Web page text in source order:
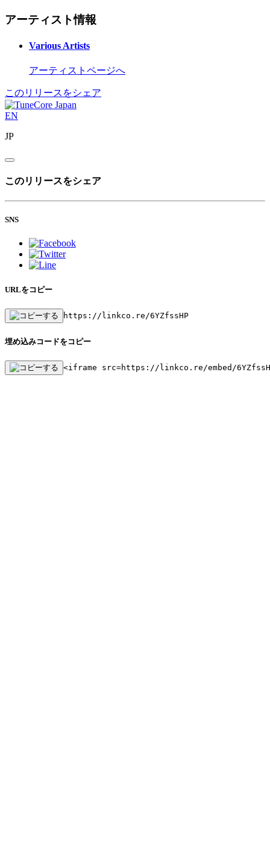
アーティスト情報
Various Artists
アーティストページへ
このリリースをシェア
EN
JP
このリリースをシェア
SNS
URLをコピー
https://linkco.re/6YZfssHP
埋め込みコードをコピー
<iframe src=https://linkco.re/embed/